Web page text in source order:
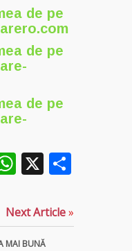
de pe
de pe
de pe
WhatsApp
X
Next Article»
MAI BUNĂ